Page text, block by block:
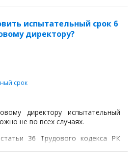
испытательный срок 6
директору?
срок
директору испытательный
не во всех случаях.
36 Трудового кодекса РК